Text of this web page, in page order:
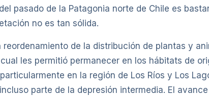
pasado de la Patagonia norte de Chile es
no es tan sólida.
de la distribución de plantas y
les permitió permanecer en los hábitats de
en la región de Los Ríos y Los
parte de la depresión intermedia. El